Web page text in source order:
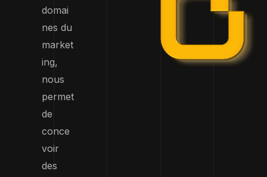
domai
nes du
market
ing,
nous
permet
de
conce
voir
des